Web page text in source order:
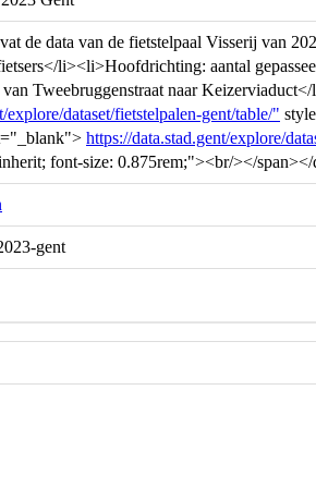
de data van de fietstelpaal Visserij van
li><li>Hoofdrichting: aantal
van Tweebruggenstraat naar
explore/dataset/fietstelpalen-gent/table/"
https://data.stad.gent/explore/
font-size: 0.875rem;"><br/></
gent